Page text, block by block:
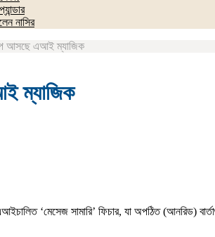
নাসির
আসছে এআই ম্যাজিক
ম্যাজিক
‘মেসেজ সামারি’ ফিচার, যা অপঠিত (আনরিড)